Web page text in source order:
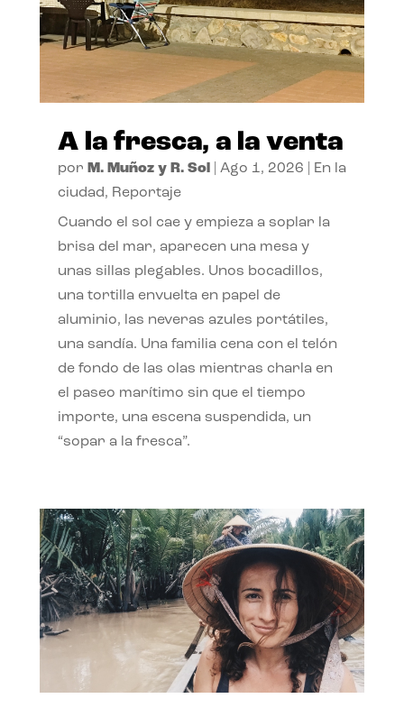
A la fresca, a la venta
por M. Muñoz y R. Sol| Ago 1, 2026
En la
ciudad, Reportaje
Cuando el sol cae y empieza a soplar la
brisa del mar, aparecen una mesa y
unas sillas plegables. Unos bocadillos,
una tortilla envuelta en papel de
aluminio, las neveras azules portátiles,
una sandía. Una familia cena con el telón
de fondo de las olas mientras charla en
el paseo marítimo sin que el tiempo
importe, una escena suspendida, un
“sopar a la fresca”.